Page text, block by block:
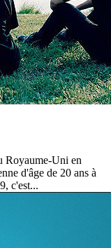
Royaume-Uni en
d'âge de 20 ans à
c'est...